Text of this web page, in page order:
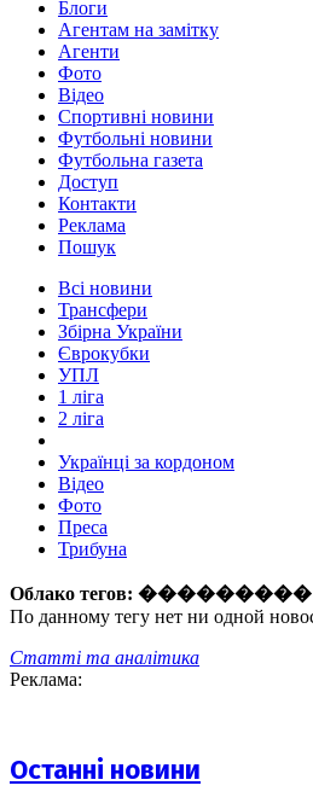
Блоги
Агентам на замітку
Агенти
Фото
Відео
Спортивні новини
Футбольні новини
Футбольна газета
Доступ
Контакти
Реклама
Пошук
Всі новини
Трансфери
Збірна України
Єврокубки
УПЛ
1 ліга
2 ліга
Українці за кордоном
Відео
Фото
Преса
Трибуна
Облако тегов:
По данному тегу нет ни одной
Статті та аналітика
Реклама:
Останні новини